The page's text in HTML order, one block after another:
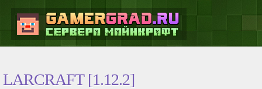
LARCRAFT [1.12.2]